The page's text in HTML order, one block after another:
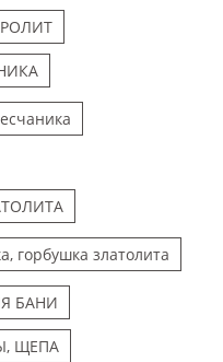
горбушка златолита
БАНИ
ЩЕПА